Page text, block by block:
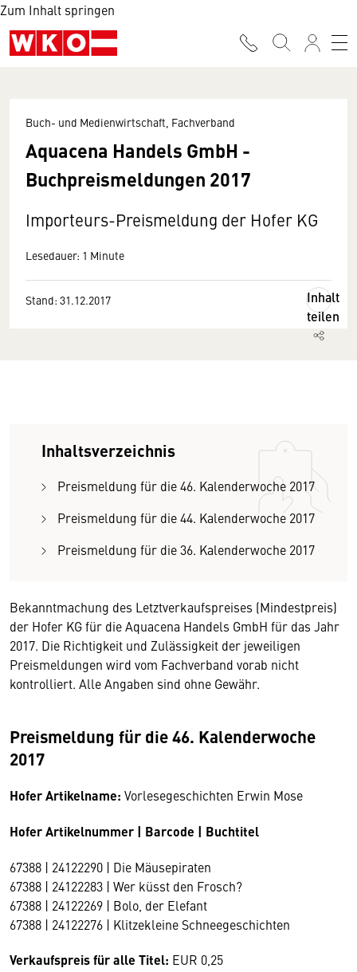
Zum Inhalt springen
Buch- und Medienwirtschaft, Fachverband
Aquacena Handels GmbH -
Buchpreismeldungen 2017
Importeurs-Preismeldung der Hofer KG
Lesedauer: 1 Minute
Stand: 31.12.2017
Inhalt
teilen
Inhaltsverzeichnis
Preismeldung für die 46. Kalenderwoche 2017
Preismeldung für die 44. Kalenderwoche 2017
Preismeldung für die 36. Kalenderwoche 2017
Bekanntmachung des Letztverkaufspreises (Mindestpreis)
der Hofer KG für die Aquacena Handels GmbH für das Jahr
2017. Die Richtigkeit und Zulässigkeit der jeweiligen
Preismeldungen wird vom Fachverband vorab nicht
kontrolliert. Alle Angaben sind ohne Gewähr.
Preismeldung für die 46. Kalenderwoche
2017
Hofer Artikelname: Vorlesegeschichten Erwin Mose
Hofer Artikelnummer | Barcode | Buchtitel
67388 | 24122290 | Die Mäusepiraten
67388 | 24122283 | Wer küsst den Frosch?
67388 | 24122269 | Bolo, der Elefant
67388 | 24122276 | Klitzekleine Schneegeschichten
Verkaufspreis für alle Titel: EUR 0,25